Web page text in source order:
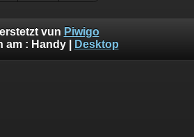
vun Piwigo
am : Handy| Desktop